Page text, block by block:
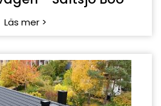
- Spånga
Läs mer >